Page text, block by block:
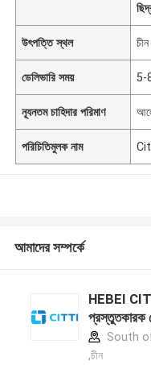
উৎপত্তি স্থল চীন
ডেলিভারি সময় 5-
ন্যূনতম চাহিদার পরিমাণ
পরিচিতিমুলক নাম
আমাদের সম্পর্কে
HEBEI
প্রস্তুতকারক
South
,চীন